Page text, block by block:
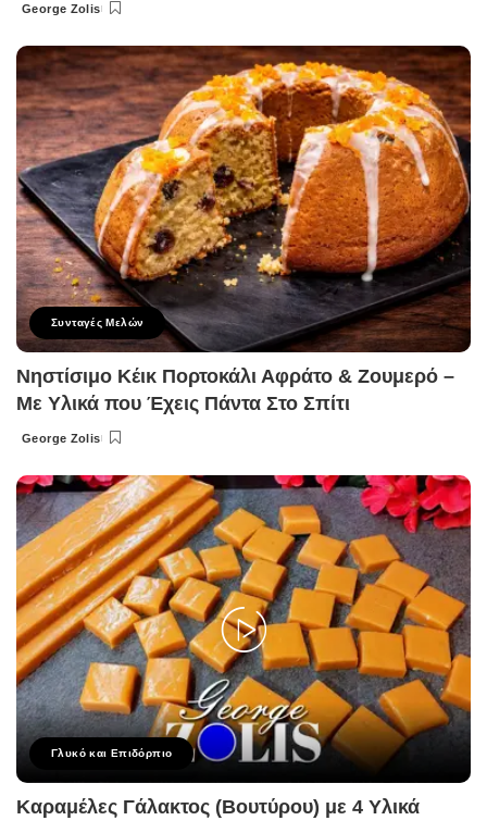
Posted
George Zolis
Συνταγές Μελών
Νηστίσιμο Κέικ Πορτοκάλι Αφράτο & Ζουμερό –
Με Υλικά που Έχεις Πάντα Στο Σπίτι
Posted
George Zolis
Γλυκό και Επιδόρπιο
Καραμέλες Γάλακτος (Βουτύρου) με 4 Υλικά